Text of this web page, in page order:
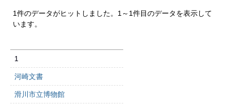
1件のデータがヒットしました。1～1件目のデータを表示して
います。
1
河崎文書
滑川市立博物館